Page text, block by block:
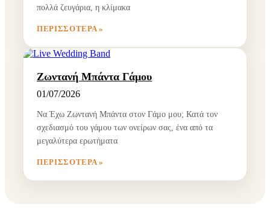
πολλά ζευγάρια, η κλίμακα
ΠΕΡΙΣΣΌΤΕΡΑ »
Ζωντανή Μπάντα Γάμου
01/07/2026
Να Έχω Ζωντανή Μπάντα στον Γάμο μου; Κατά τον
σχεδιασμό του γάμου των ονείρων σας, ένα από τα
μεγαλύτερα ερωτήματα
ΠΕΡΙΣΣΌΤΕΡΑ »